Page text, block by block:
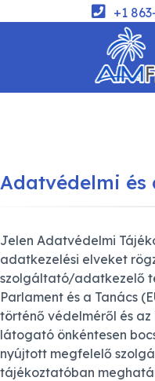
+1
Adatvédelmi és
Jelen Adatvédelmi
adatkezelési elveket
szolgáltató/adatkezelő
Parlament és a Tanács
történő védelméről és
látogató önkéntesen
nyújtott megfelelő
tájékoztatóban